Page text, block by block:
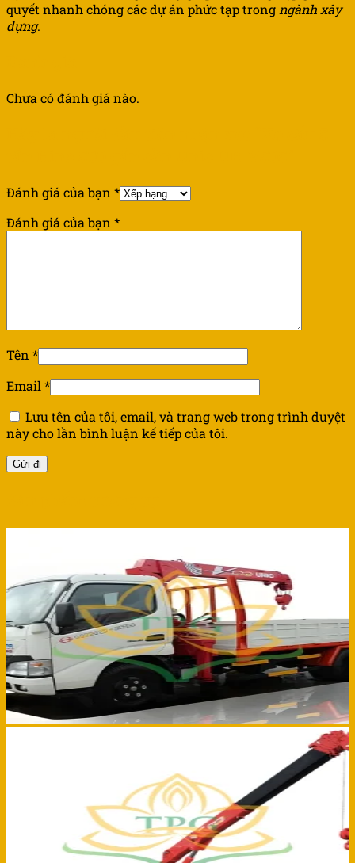
quyết nhanh chóng các dự án phức tạp trong ngành xây
dựng.
Chưa có đánh giá nào.
Đánh giá của bạn *
Đánh giá của bạn *
Tên *
Email *
Lưu tên của tôi, email, và trang web trong trình duyệt
này cho lần bình luận kế tiếp của tôi.